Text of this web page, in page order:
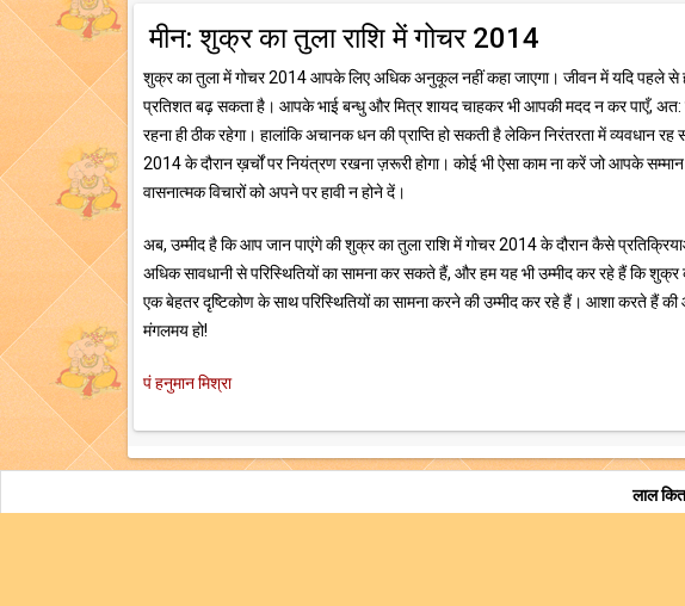
मीन: शुक्र का तुला राशि में गोचर 2014
शुक्र का तुला में गोचर 2014 आपके लिए अधिक अनुकूल नहीं कहा जाएगा। जीवन में यदि पहले से
प्रतिशत बढ़ सकता है। आपके भाई बन्धु और मित्र शायद चाहकर भी आपकी मदद न कर पाएँ, अत:
रहना ही ठीक रहेगा। हालांकि अचानक धन की प्राप्ति हो सकती है लेकिन निरंतरता में
2014 के दौरान ख़र्चों पर नियंत्रण रखना ज़रूरी होगा। कोई भी ऐसा काम ना करें जो आपके
वासनात्मक विचारों को अपने पर हावी न होने दें।
अब, उम्मीद है कि आप जान पाएंगे की शुक्र का तुला राशि में गोचर 2014 के दौरान कैसे
अधिक सावधानी से परिस्थितियों का सामना कर सकते हैं, और हम यह भी उम्मीद कर रहे हैं कि
एक बेहतर दृष्टिकोण के साथ परिस्थितियों का सामना करने की उम्मीद कर रहे हैं। आशा करते हैं
मंगलमय हो!
पं हनुमान मिश्रा
लाल